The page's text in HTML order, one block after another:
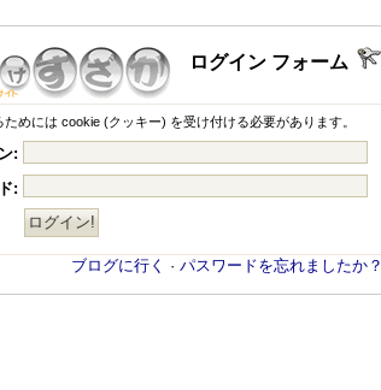
ログイン フォーム
ためには cookie (クッキー) を受け付ける必要があります。
:
:
ブログに行く · パスワードを忘れましたか？